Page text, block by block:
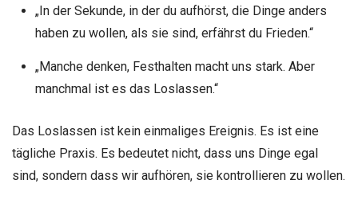
„In der Sekunde, in der du aufhörst, die Dinge anders
haben zu wollen, als sie sind, erfährst du Frieden.“
„Manche denken, Festhalten macht uns stark. Aber
manchmal ist es das Loslassen.“
Das Loslassen ist kein einmaliges Ereignis. Es ist eine
tägliche Praxis. Es bedeutet nicht, dass uns Dinge egal
sind, sondern dass wir aufhören, sie kontrollieren zu wollen.